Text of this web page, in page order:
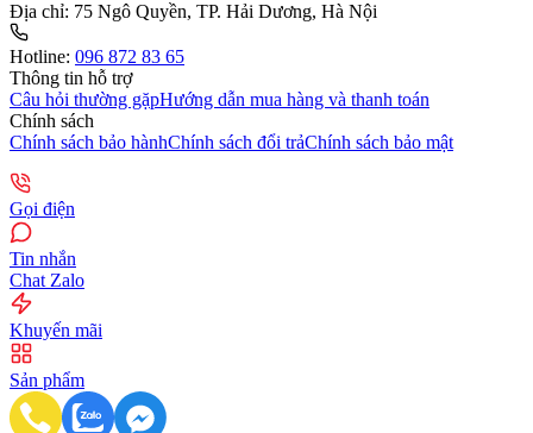
Địa chỉ: 75 Ngô Quyền, TP. Hải Dương, Hà Nội
Hotline: 096 872 83 65
Thông tin hỗ trợ
Câu hỏi thường gặpHướng dẫn mua hàng và thanh toán
Chính sách
Chính sách bảo hànhChính sách đổi trảChính sách bảo mật
Gọi điện
Tin nhắn
Chat Zalo
Khuyến mãi
Sản phẩm